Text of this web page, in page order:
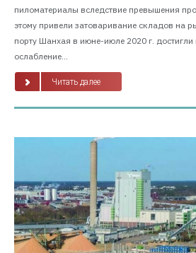
пиломатериалы вследствие превышения
этому привели затоваривание складов на
порту Шанхая в июне-июле 2020 г. достигли
ослабление...
Читать далее